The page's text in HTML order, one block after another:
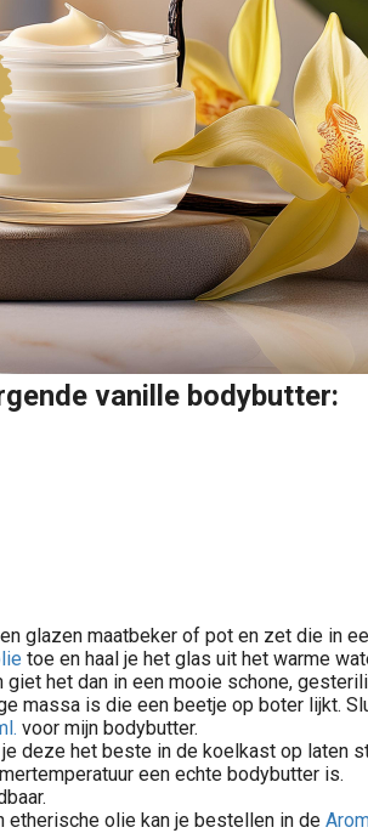
vanille bodybutter:
glazen maatbeker of pot en zet die in
toe en haal je het glas uit het warme
het dan in een mooie schone,
massa is die een beetje op boter lijkt.
voor mijn bodybutter.
deze het beste in de koelkast op laten
een echte bodybutter is.
etherische olie kan je bestellen in de